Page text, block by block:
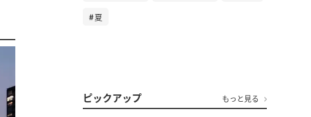
夏
ピックアップ もっと見る